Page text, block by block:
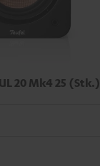
20 Mk4 25 (Stk.)